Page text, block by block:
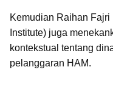
Kemudian Raihan
Institute) juga
kontekstual tentang
pelanggaran HAM.